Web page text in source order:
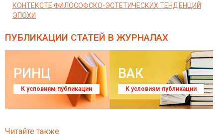
КОНТЕКСТЕ ФИЛОСОФСКО-ЭСТЕТИЧЕСКИХ ТЕНДЕНЦИЙ
ЭПОХИ
ПУБЛИКАЦИИ СТАТЕЙ В ЖУРНАЛАХ
РИНЦ
К условиям публикации
ВАК
К условиям публикации
Читайте также